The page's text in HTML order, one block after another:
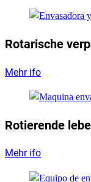
Rotarische
Mehr ifo
Rotierende
Mehr ifo